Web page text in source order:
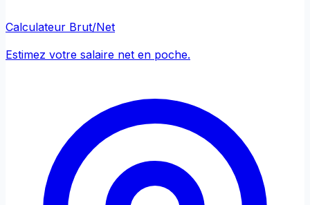
Calculateur Brut/Net
Estimez votre salaire net en poche.